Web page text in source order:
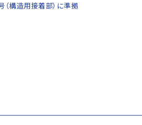
構造用接着部）に準拠